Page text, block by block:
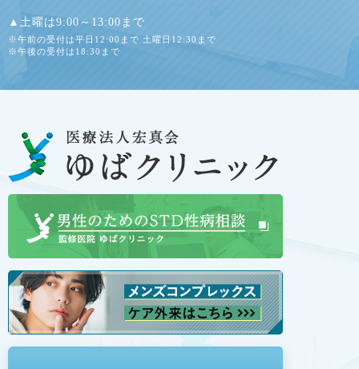
▲土曜は9:00～13:00まで
※午前の受付は平日12:00まで 土曜日12:30まで
※午後の受付は18:30まで